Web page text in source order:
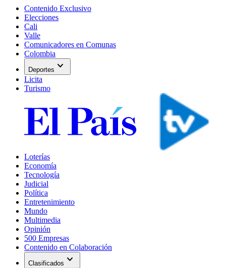
Contenido Exclusivo
Elecciones
Cali
Valle
Comunicadores en Comunas
Colombia
Deportes expand_more
Licita
Turismo
Loterías
Economía
Tecnología
Judicial
Política
Entretenimiento
Mundo
Multimedia
Opinión
500 Empresas
Contenido en Colaboración
Clasificados expand_more